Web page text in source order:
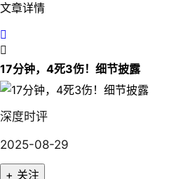
文章详情


17分钟，4死3伤！细节披露
深度时评
2025-08-29
+ 关注